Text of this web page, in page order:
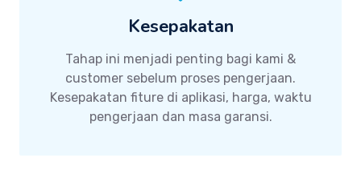
Kesepakatan
Tahap ini menjadi penting bagi kami &
customer sebelum proses pengerjaan.
Kesepakatan fiture di aplikasi, harga, waktu
pengerjaan dan masa garansi.